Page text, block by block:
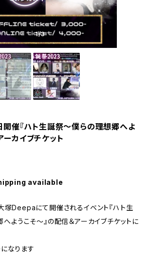
1/3
催『ハト生誕祭〜僕らの理想郷へよ
ーカイブチケット
available
Deepaにて開催されるイベント『ハト生
ようこそ〜』の配信＆アーカイブチケットに
なります